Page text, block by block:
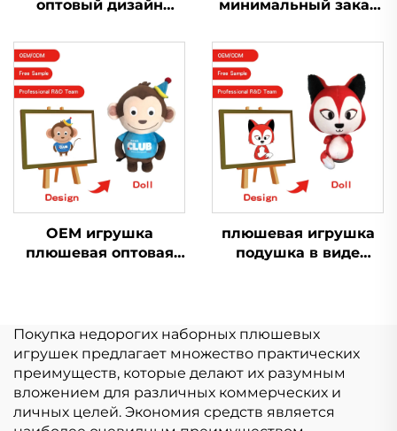
оптовый дизайн
Игрушка Плюшевый
Производство
Игрушки Мягкие
Игрушки Животное
Плюшевые на заказ
минимальный заказ
плюшевая кукла
Kpop брелки игрушка
индивидуальный
плюшевый брелок
OEM игрушка
плюшевая оптовая
плюшевый брелок
Животное игрушка
мягкая Мягкие
игрушки для
животных
плюшевая игрушка
подушка в виде
игрушка в виде лисы
Покупка недорогих наборных плюшевых
игрушек предлагает множество практических
преимуществ, которые делают их разумным
вложением для различных коммерческих и
личных целей. Экономия средств является